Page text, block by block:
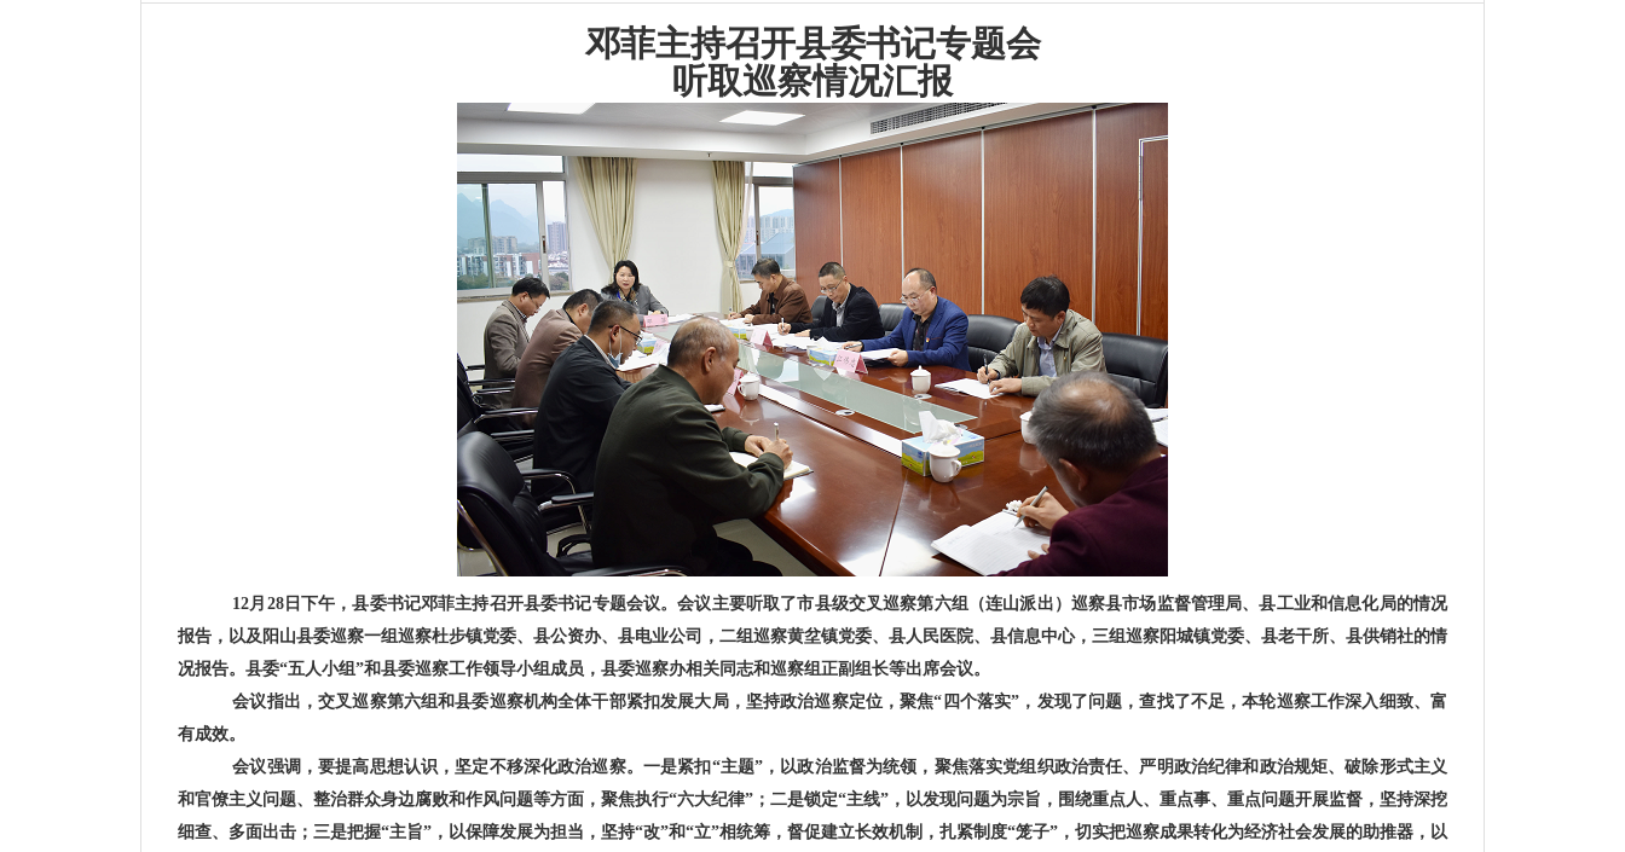
邓菲主持召开县委书记专题会
听取巡察情况汇报
12月 28日下午，县委书记邓菲主持召开县委书记专题会议。会议主要听取了市县级交叉巡察第六组（连山派出）巡察县市场监督管理局、县工业和信息化局的情况
报告，以及阳山县委巡察一组巡察杜步镇党委、县公资办、县电业公司，二组巡察黄坌镇党委、县人民医院、县信息中心，三组巡察阳城镇党委、县老干所、县供销社的情
况报告。县委“五人小组”和县委巡察工作领导小组成员，县委巡察办相关同志和巡察组正副组长等出席会议。
会议指出，交叉巡察第六组和县委巡察机构全体干部紧扣发展大局，坚持政治巡察定位，聚焦“四个落实”，发现了问题，查找了不足，本轮巡察工作深入细致、富
有成效。
会议强调，要提高思想认识，坚定不移深化政治巡察。一是紧扣“主题”，以政治监督为统领， 聚焦落实党组织政治责任、严明政治纪律和政治规矩、破除形式主义
和官僚主义问题、整治群众身边腐败和作风问题等方面，聚焦执行“六大纪律”；二是锁定“主线”，以发现问题为宗旨，围绕重点人、重点事、重点问题开展监督，坚持深挖
细查、多面出击；三是把握“主旨”，以保障发展为担当，坚持“改”和“立”相统筹，督促建立长效机制，扎紧制度“笼子”，切实把巡察成果转化为经济社会发展的助推器，以